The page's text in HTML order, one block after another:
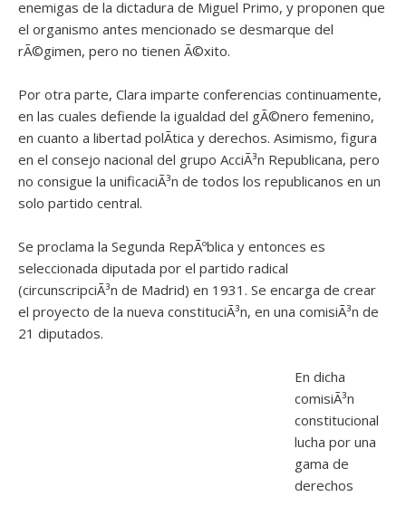
enemigas de la dictadura de Miguel Primo, y proponen que
el organismo antes mencionado se desmarque del
rÃ©gimen, pero no tienen Ã©xito.
Por otra parte, Clara imparte conferencias continuamente,
en las cuales defiende la igualdad del gÃ©nero femenino,
en cuanto a libertad polÃ­tica y derechos. Asimismo, figura
en el consejo nacional del grupo AcciÃ³n Republicana, pero
no consigue la unificaciÃ³n de todos los republicanos en un
solo partido central.
Se proclama la Segunda RepÃºblica y entonces es
seleccionada diputada por el partido radical
(circunscripciÃ³n de Madrid) en 1931. Se encarga de crear
el proyecto de la nueva constituciÃ³n, en una comisiÃ³n de
21 diputados.
En dicha
comisiÃ³n
constitucional
lucha por una
gama de
derechos